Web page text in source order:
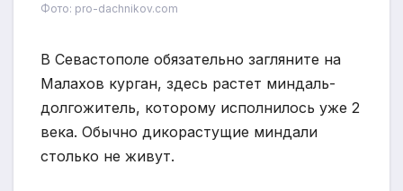
Фото: pro-dachnikov.com
В Севастополе обязательно загляните на
Малахов курган, здесь растет миндаль-
долгожитель, которому исполнилось уже 2
века. Обычно дикорастущие миндали
столько не живут.